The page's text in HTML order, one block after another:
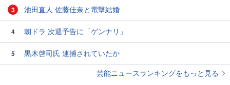
3 池田直人 佐藤佳奈と電撃結婚
4 朝ドラ 次週予告に「ゲンナリ」
5
黒木啓司氏 逮捕されていたか
芸能ニュースランキングをもっと見る